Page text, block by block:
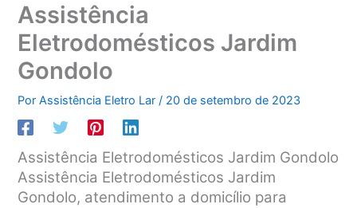
Assistência
Eletrodomésticos Jardim
Gondolo
PorAssistência Eletro Lar/ 20 de setembro de 2023
Assistência Eletrodomésticos Jardim Gondolo
Assistência Eletrodomésticos Jardim
Gondolo, atendimento a domicílio para